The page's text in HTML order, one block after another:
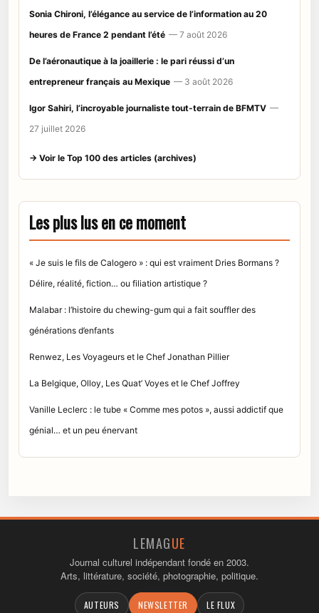
Sonia Chironi, l’élégance au service de l’information au 20
heures de France 2 pendant l’été — 7 août 2026
De l’aéronautique à la joaillerie : le pari réussi d’un
entrepreneur français au Mexique — 3 août 2026
Igor Sahiri, l’incroyable journaliste tout-terrain de BFMTV —
27 juillet 2026
→ Voir le Top 100 des articles (archives)
Les plus lus en ce moment
« Je suis le fils de Calogero » : qui est vraiment Dries Bormans ?
Délire, réalité, fiction… ou filiation artistique ?
Malabar : l’histoire du chewing-gum qui a fait souffler des
générations d’enfants
Renwez, Les Voyageurs et le Chef Jonathan Pillier
La Belgique, Olloy, Les Quat’ Voyes et le Chef Joffrey
Vanille Leclerc : le tube « Comme mes potos », aussi addictif que
génial… et un peu énervant
LEMAGUE
Journal culturel indépendant fondé en 2003.
Arts, littérature, société, photographie, politique.
AUTEURS NEWSLETTER LE FLUX